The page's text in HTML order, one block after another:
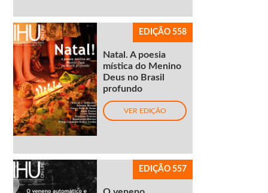
EDIÇÃO 558
Natal. A poesia
mística do Menino
Deus no Brasil
profundo
VER EDIÇÃO
EDIÇÃO 557